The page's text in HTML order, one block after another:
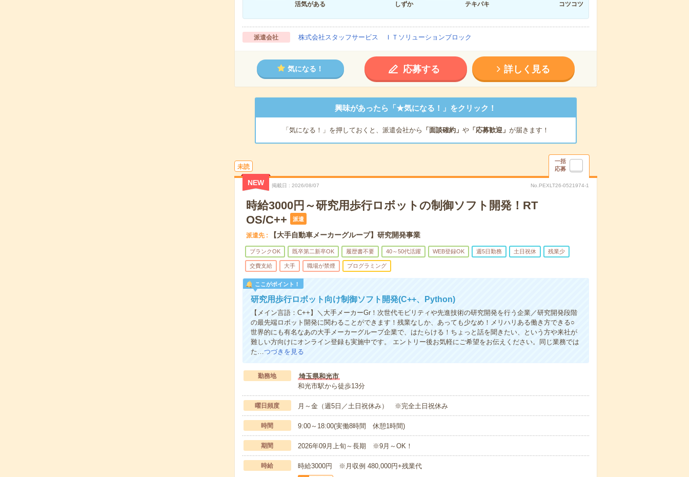
活気がある
しずか
テキパキ
コツコツ
派遣会社 株式会社スタッフサービス ＩＴソリューションブロック
気になる！ 応募する 詳しく見る
興味があったら「★気になる！」をクリック！
「気になる！」を押しておくと、派遣会社から 「面談確約」 や「応募歓迎」 が届きます！
未読
一括
応募
NEW 掲載日 2026/08/07 No.PEXLT26-0521974-1
時給3000円～研究用歩行ロボットの制御ソフト開発！RT
OS/C++
派遣
派遣先 【大手自動車メーカーグループ】研究開発事業
ブランクOK 既卒第二新卒OK 履歴書不要 40～50代活躍 WEB登録OK 週5日勤務 土日祝休 残業少
交費支給 大手 職場が禁煙 プログラミング
ここがポイント！
研究用歩行ロボット向け制御ソフト開発(C++、Python)
【メイン言語：C++】＼大手メーカーGr！次世代モビリティや先進技術の研究開発を行う企業／研究開発段階
の最先端ロボット開発に関わることができます！残業なしか、あっても少なめ！メリハリある働き方できる○
世界的にも有名なあの大手メーカーグループ企業で、はたらける！ちょっと話を聞きたい、という方や来社が
難しい方向けにオンライン登録も実施中です。 エントリー後お気軽にご希望をお伝えください。同じ業務では
た…つづきを見る
勤務地
埼玉県和光市
和光市駅から徒歩13分
曜日頻度 月～金（週5日／土日祝休み） ※完全土日祝休み
時間 9:00～18:00(実働8時間 休憩1時間)
期間 2026年09月上旬～長期 ※9月～OK！
時給 時給3000円 ※月収例 480,000円+残業代